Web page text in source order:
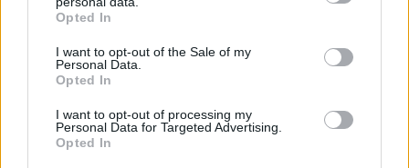
grant or deny consent to Google and its third-party tags to
use your data for below specified purposes in below Google
consent section.
Opted In
I want to opt-out of the Sale of my
Personal Data.
Opted In
I want to opt-out of processing my
Personal Data for Targeted Advertising.
Opted In
μια συμφωνία που παρακάμπτει τα ισραηλινά
αιτήματα, θα δεχθεί πίεση από παντού: από τη
δεξιά του, από τους εταίρους του στον
συμμάχους του και από την αντιπολίτευση.